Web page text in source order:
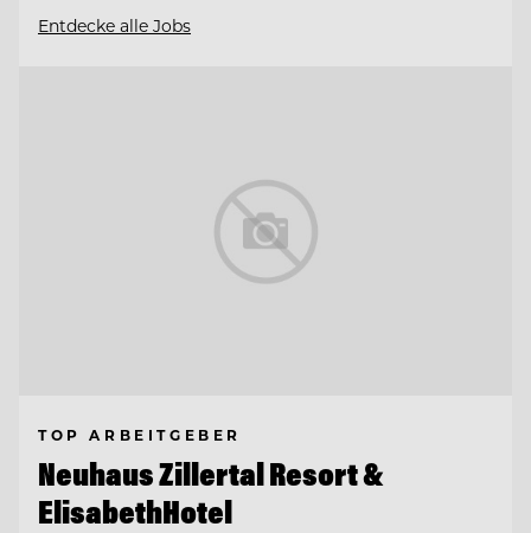
Entdecke alle Jobs
TOP ARBEITGEBER
Neuhaus Zillertal Resort &
ElisabethHotel